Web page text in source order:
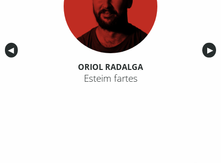
Anterior
◀︎ ▶︎
ORIOL RADALGA
Esteim fartes